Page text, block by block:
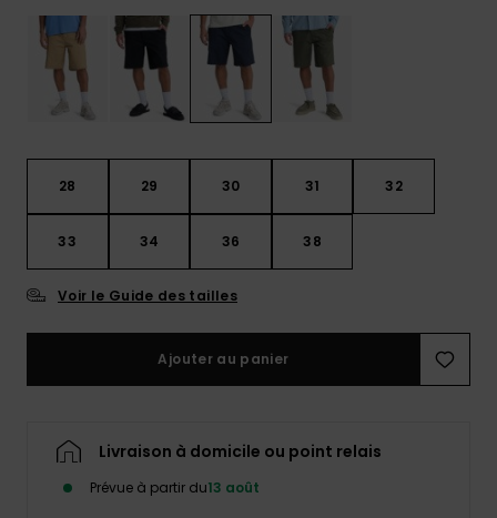
aux
questions
les plus
fréquentes
et notre
formulaire
contact.
Consulter
la FAQ
28 29 30 31 32
33 34 36 38
Voir le Guide des tailles
Ajouter au panier
Livraison à domicile ou point relais
Prévue à partir du13 août